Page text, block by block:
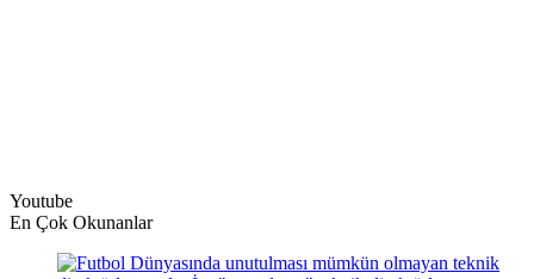
Youtube
En Çok Okunanlar